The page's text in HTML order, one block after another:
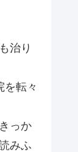
治り
を転々
っか
みふ